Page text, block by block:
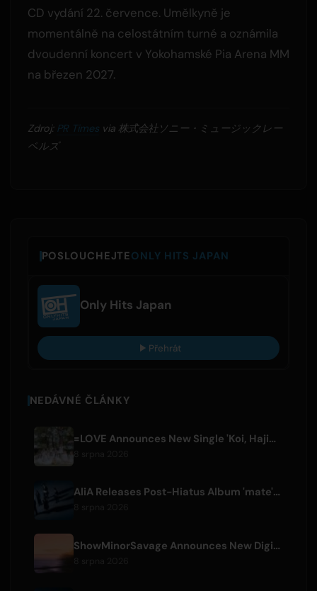
CD vydání 22. července. Umělkyně je
momentálně na celostátním turné a oznámila
dvoudenní koncert v Yokohamské Pia Arena MM
na březen 2027.
Zdroj: PR Timesvia 株式会社ソニー・ミュージックレー
ベルズ
POSLOUCHEJTEONLY HITS JAPAN
Only Hits Japan
Přehrát
NEDÁVNÉ ČLÁNKY
=LOVE Announces New Single 'Koi, Hajimemashita.' and Tokyo Dome Concerts
AliA Releases Post-Hiatus Album 'mate', Announces Tokyo Live
ShowMinorSavage Announces New Digital Single 'Gradation'